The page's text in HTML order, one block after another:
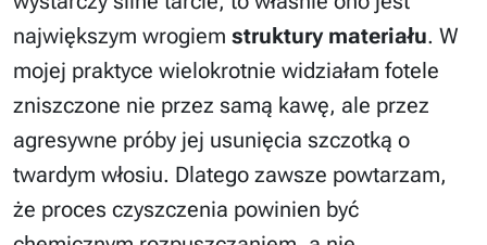
największym wrogiem struktury materiału. W
mojej praktyce wielokrotnie widziałam fotele
zniszczone nie przez samą kawę, ale przez
agresywne próby jej usunięcia szczotką o
twardym włosiu. Dlatego zawsze powtarzam,
że proces czyszczenia powinien być